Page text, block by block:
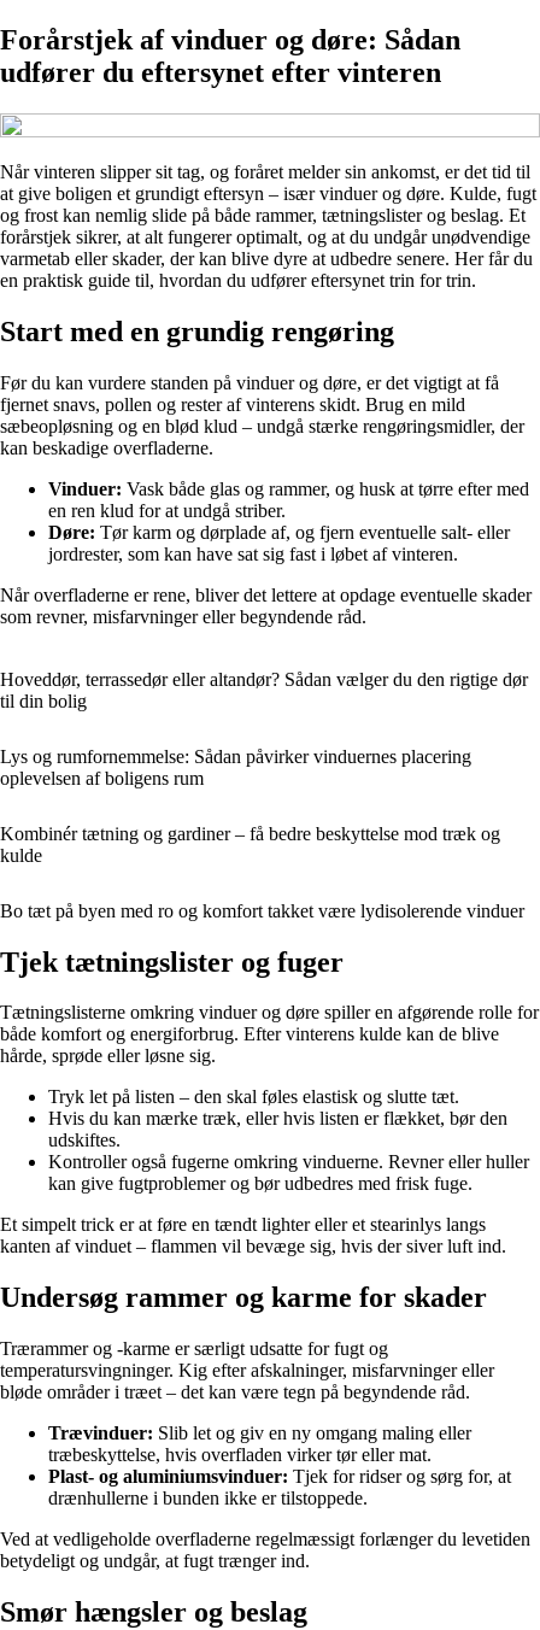
Forårstjek af vinduer og døre: Sådan
udfører du eftersynet efter vinteren
Når vinteren slipper sit tag, og foråret melder sin ankomst, er det tid til
at give boligen et grundigt eftersyn – især vinduer og døre. Kulde, fugt
og frost kan nemlig slide på både rammer, tætningslister og beslag. Et
forårstjek sikrer, at alt fungerer optimalt, og at du undgår unødvendige
varmetab eller skader, der kan blive dyre at udbedre senere. Her får du
en praktisk guide til, hvordan du udfører eftersynet trin for trin.
Start med en grundig rengøring
Før du kan vurdere standen på vinduer og døre, er det vigtigt at få
fjernet snavs, pollen og rester af vinterens skidt. Brug en mild
sæbeopløsning og en blød klud – undgå stærke rengøringsmidler, der
kan beskadige overfladerne.
Vinduer: Vask både glas og rammer, og husk at tørre efter med
en ren klud for at undgå striber.
Døre: Tør karm og dørplade af, og fjern eventuelle salt- eller
jordrester, som kan have sat sig fast i løbet af vinteren.
Når overfladerne er rene, bliver det lettere at opdage eventuelle skader
som revner, misfarvninger eller begyndende råd.
Hoveddør, terrassedør eller altandør? Sådan vælger du den rigtige dør
til din bolig
Lys og rumfornemmelse: Sådan påvirker vinduernes placering
oplevelsen af boligens rum
Kombinér tætning og gardiner – få bedre beskyttelse mod træk og
kulde
Bo tæt på byen med ro og komfort takket være lydisolerende vinduer
Tjek tætningslister og fuger
Tætningslisterne omkring vinduer og døre spiller en afgørende rolle for
både komfort og energiforbrug. Efter vinterens kulde kan de blive
hårde, sprøde eller løsne sig.
Tryk let på listen – den skal føles elastisk og slutte tæt.
Hvis du kan mærke træk, eller hvis listen er flækket, bør den
udskiftes.
Kontroller også fugerne omkring vinduerne. Revner eller huller
kan give fugtproblemer og bør udbedres med frisk fuge.
Et simpelt trick er at føre en tændt lighter eller et stearinlys langs
kanten af vinduet – flammen vil bevæge sig, hvis der siver luft ind.
Undersøg rammer og karme for skader
Trærammer og -karme er særligt udsatte for fugt og
temperatursvingninger. Kig efter afskalninger, misfarvninger eller
bløde områder i træet – det kan være tegn på begyndende råd.
Trævinduer: Slib let og giv en ny omgang maling eller
træbeskyttelse, hvis overfladen virker tør eller mat.
Plast- og aluminiumsvinduer: Tjek for ridser og sørg for, at
drænhullerne i bunden ikke er tilstoppede.
Ved at vedligeholde overfladerne regelmæssigt forlænger du levetiden
betydeligt og undgår, at fugt trænger ind.
Smør hængsler og beslag